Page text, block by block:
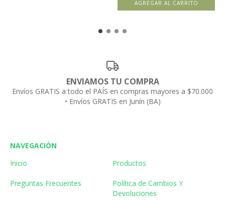
ENVIAMOS TU COMPRA
Envíos GRATIS a todo el PAÍS en compras mayores a $70.000
• Envíos GRATIS en Junín (BA)
NAVEGACIÓN
Inicio
Productos
Preguntas Frecuentes
Política de Cambios Y
Devoluciones